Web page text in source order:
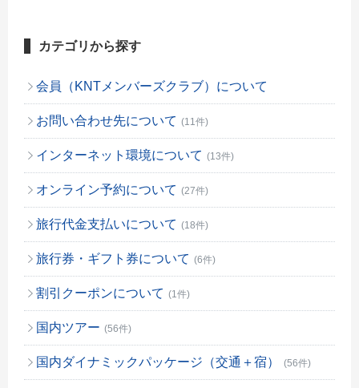
カテゴリから探す
会員（KNTメンバーズクラブ）について
お問い合わせ先について (11件)
インターネット環境について (13件)
オンライン予約について (27件)
旅行代金支払いについて (18件)
旅行券・ギフト券について (6件)
割引クーポンについて (1件)
国内ツアー (56件)
国内ダイナミックパッケージ（交通＋宿） (56件)